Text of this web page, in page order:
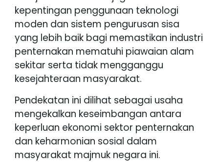
kepentingan penggunaan teknologi
moden dan sistem pengurusan sisa
yang lebih baik bagi memastikan industri
penternakan mematuhi piawaian alam
sekitar serta tidak mengganggu
kesejahteraan masyarakat.
Pendekatan ini dilihat sebagai usaha
mengekalkan keseimbangan antara
keperluan ekonomi sektor penternakan
dan keharmonian sosial dalam
masyarakat majmuk negara ini.